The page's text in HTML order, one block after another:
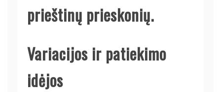
prieštinų prieskonių.
Variacijos ir patiekimo
idėjos